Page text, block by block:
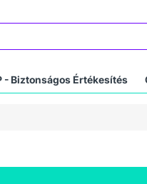
- Biztonságos Értékesítés